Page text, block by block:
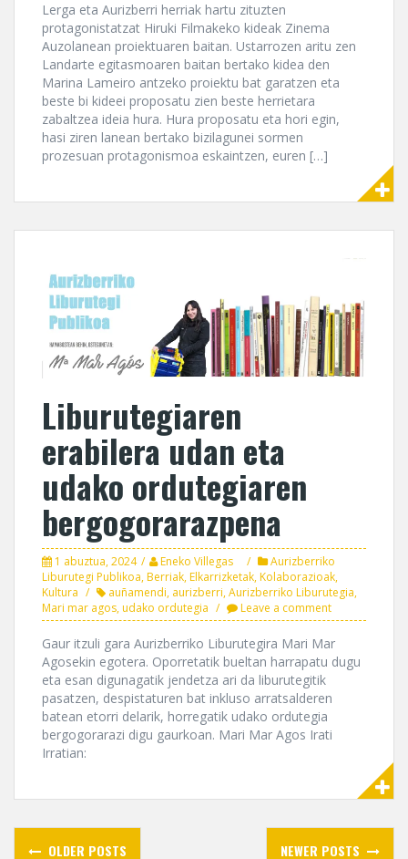
Lerga eta Aurizberri herriak hartu zituzten
protagonistatzat Hiruki Filmakeko kideak Zinema
Auzolanean proiektuaren baitan. Ustarrozen aritu zen
Landarte egitasmoaren baitan bertako kidea den
Marina Lameiro antzeko proiektu bat garatzen eta
beste bi kideei proposatu zien beste herrietara
zabaltzea ideia hura. Hura proposatu eta hori egin,
hasi ziren lanean bertako bizilagunei sormen
prozesuan protagonismoa eskaintzen, euren […]
Liburutegiaren
erabilera udan eta
udako ordutegiaren
bergogorarazpena
1 abuztua, 2024 Eneko Villegas
Aurizberriko
Liburutegi Publikoa,Berriak,Elkarrizketak,Kolaborazioak,
Kultura
auñamendi, aurizberri,Aurizberriko Liburutegia,
Mari mar agos,udako ordutegia Leave a comment
Gaur itzuli gara Aurizberriko Liburutegira Mari Mar
Agosekin egotera. Oporretatik bueltan harrapatu dugu
eta esan digunagatik jendetza ari da liburutegitik
pasatzen, despistaturen bat inkluso arratsalderen
batean etorri delarik, horregatik udako ordutegia
bergogorarazi digu gaurkoan. Mari Mar Agos Irati
Irratian:
PostsOLDER POSTS NEWER POSTS